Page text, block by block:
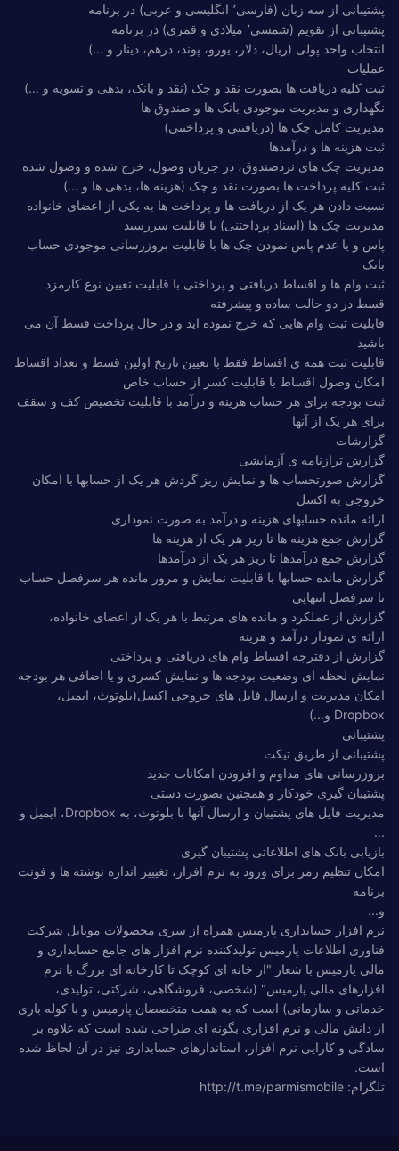
پشتیبانی از سه زبان (فارسی٬ انگلیسی و عربی) در برنامه
پشتیبانی از تقویم (شمسی٬ میلادی و قمری) در برنامه
انتخاب واحد پولی (ریال، دلار، یورو، پوند، درهم، دینار و ...)
عملیات
ثبت کلیه دریافت ها بصورت نقد و چک (نقد و بانک، بدهی و تسویه و ...)
نگهداری و مدیریت موجودی بانک ها و صندوق ها
مدیریت کامل چک ها (دریافتنی و پرداختنی)
ثبت هزینه ها و درآمدها
مدیریت چک های نزدصندوق، در جریان وصول، خرج شده و وصول شده
ثبت کلیه پرداخت ها بصورت نقد و چک (هزینه ها، بدهی ها و ...)
نسبت دادن هر یک از دریافت ها و پرداخت ها به یکی از اعضای خانواده
مدیریت چک ها (اسناد پرداختنی) با قابلیت سررسید
پاس و یا عدم پاس نمودن چک ها با قابلیت بروزرسانی موجودی حساب
بانک
ثبت وام ها و اقساط دریافتی و پرداختی با قابلیت تعیین نوع کارمزد
قسط در دو حالت ساده و پیشرفته
قابلیت ثبت وام هایی که خرج نموده اید و در حال پرداخت قسط آن می
باشید
قابلیت ثبت همه ی اقساط فقط با تعیین تاریخ اولین قسط و تعداد اقساط
امکان وصول اقساط با قابلیت کسر از حساب خاص
ثبت بودجه برای هر حساب هزینه و درآمد با قابلیت تخصیص کف و سقف
برای هر یک از آنها
گزارشات
گزارش ترازنامه ی آزمایشی
گزارش صورتحساب ها و نمایش ریز گردش هر یک از حسابها با امکان
خروجی به اکسل
ارائه مانده حسابهای هزینه و درآمد به صورت نموداری
گزارش جمع هزینه ها تا ریز هر یک از هزینه ها
گزارش جمع درآمدها تا ریز هر یک از درآمدها
گزارش مانده حسابها با قابلیت نمایش و مرور مانده هر سرفصل حساب
تا سرفصل انتهایی
گزارش از عملکرد و مانده های مرتبط با هر یک از اعضای خانواده،
ارائه ی نمودار درآمد و هزینه
گزارش از دفترچه اقساط وام های دریافتی و پرداختی
نمایش لحظه ای وضعیت بودجه ها و نمایش کسری و یا اضافی هر بودجه
امکان مدیریت و ارسال فایل های خروجی اکسل(بلوتوث، ایمیل،
Dropbox و...)
پشتیبانی
پشتیبانی از طریق تیکت
بروزرسانی های مداوم و افزودن امکانات جدید
پشتیبان گیری خودکار و همچنین بصورت دستی
مدیریت فایل های پشتیبان و ارسال آنها با بلوتوث، به Dropbox، ایمیل و
...
بازیابی بانک های اطلاعاتی پشتیبان گیری
امکان تنظیم رمز برای ورود به نرم افزار، تغیییر اندازه نوشته ها و فونت
برنامه
و...
نرم افزار حسابداری پارمیس همراه از سری محصولات موبایل شرکت
فناوری اطلاعات پارمیس تولیدکننده نرم افزار های جامع حسابداری و
مالی پارمیس با شعار "از خانه ای کوچک تا کارخانه ای بزرگ با نرم
افزارهای مالی پارمیس" (شخصی، فروشگاهی، شرکتی، تولیدی،
خدماتی و سازمانی) است که به همت متخصصان پارمیس و با کوله باری
از دانش مالی و نرم افزاری بگونه ای طراحی شده است که علاوه بر
سادگی و کارایی نرم افزار، استاندارهای حسابداری نیز در آن لحاظ شده
است.
تلگرام: http://t.me/parmismobile